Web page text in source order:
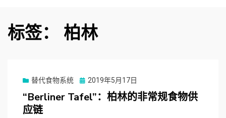
标签： 柏林
替代食物系统
Posted
2019年5月17日
“Berliner Tafel”：柏林的非常规食物供
应链